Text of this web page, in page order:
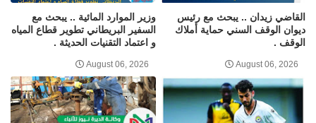
القاضي زيدان .. يبحث مع رئيس
ديوان الوقف السني حماية أملاك
الوقف .
August 06, 2026
وزير الموارد المائية .. يبحث مع
السفير البريطاني تطوير قطاع المياه
و اعتماد التقنيات الحديثة .
August 06, 2026